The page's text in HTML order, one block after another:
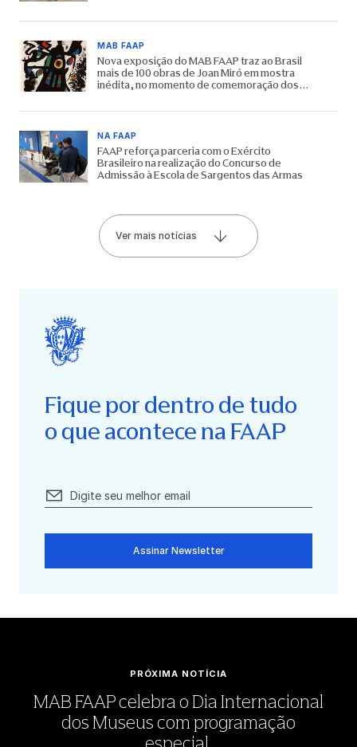
MAB FAAP
Nova exposição do MAB FAAP traz ao Brasil
mais de 100 obras de Joan Miró em mostra
inédita, no momento de comemoração dos
NA FAAP
FAAP reforça parceria com o Exército
Brasileiro na realização do Concurso de
Admissão à Escola de Sargentos das Armas
Ver mais notícias
Fique por dentro de tudo
o que acontece na FAAP
Assinar Newsletter
PRÓXIMA NOTÍCIA
MAB FAAP celebra o Dia Internacional
dos Museus com programação